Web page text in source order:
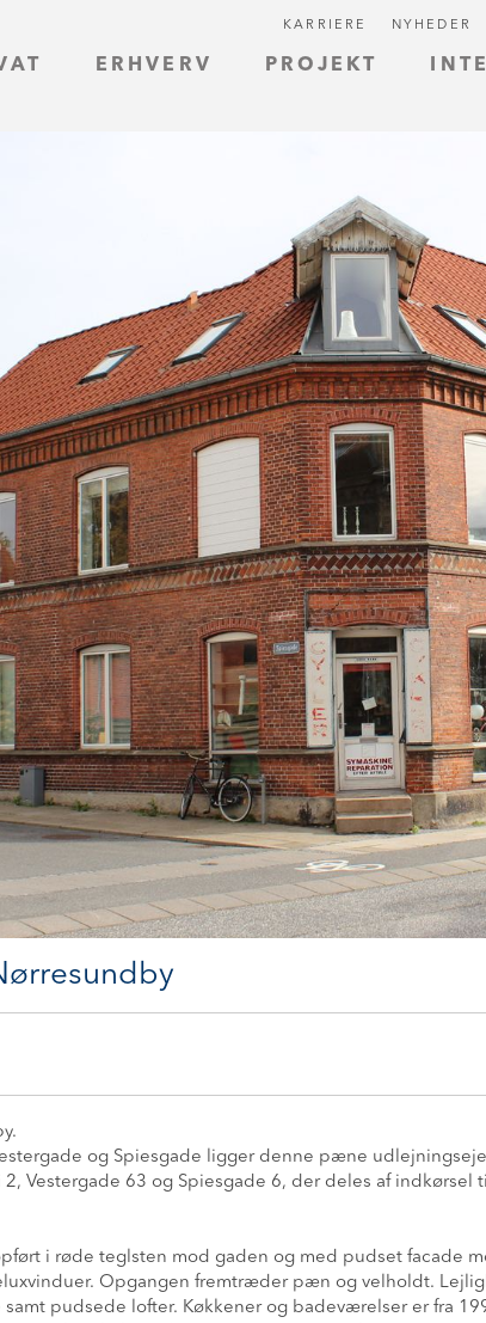
ERHVERV PROJEKT
KARRIERE NYHEDER
og Spiesgade ligger denne pæne
Vestergade 63 og Spiesgade 6, der deles af indkørsel
i røde teglsten mod gaden og med pudset facade
Opgangen fremtræder pæn og velholdt.
pudsede lofter. Køkkener og badeværelser er fra